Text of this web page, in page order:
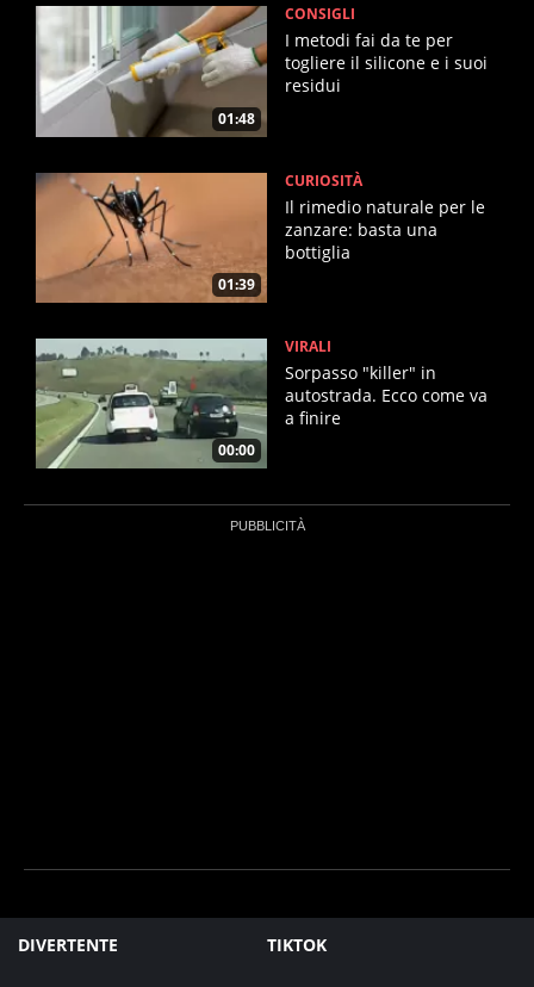
01:48
CONSIGLI
I metodi fai da te per
togliere il silicone e i suoi
residui
01:39
CURIOSITÀ
Il rimedio naturale per le
zanzare: basta una
bottiglia
00:00
VIRALI
Sorpasso "killer" in
autostrada. Ecco come va
a finire
DIVERTENTE TIKTOK